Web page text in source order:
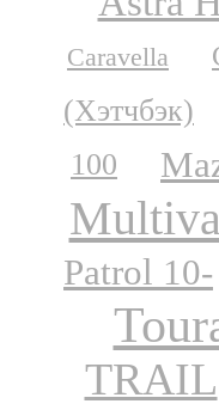
Caravella
(Хэтчбэк)
100
Patrol 10-
TRAIL